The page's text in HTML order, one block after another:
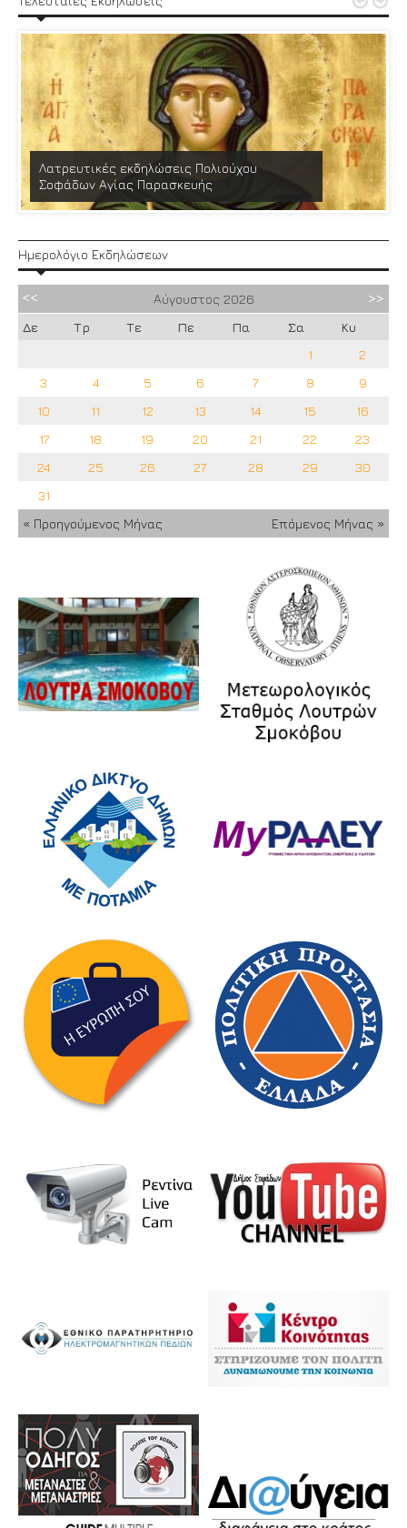
Λατρευτικές εκδηλώσεις Πολιούχου
Σοφάδων Αγίας Παρασκευής
Ημερολόγιο Εκδηλώσεων
Αύγουστος 2026
Δε
Τρ Τε Πε Πα Σα
Κυ
1
2
3
4 5 6 7 8
9
10
11 12 13 14 15
16
17
18 19 20 21 22
23
24
25 26 27 28 29
30
31
« Προηγούμενος Μήνας
Επόμενος Μήνας »